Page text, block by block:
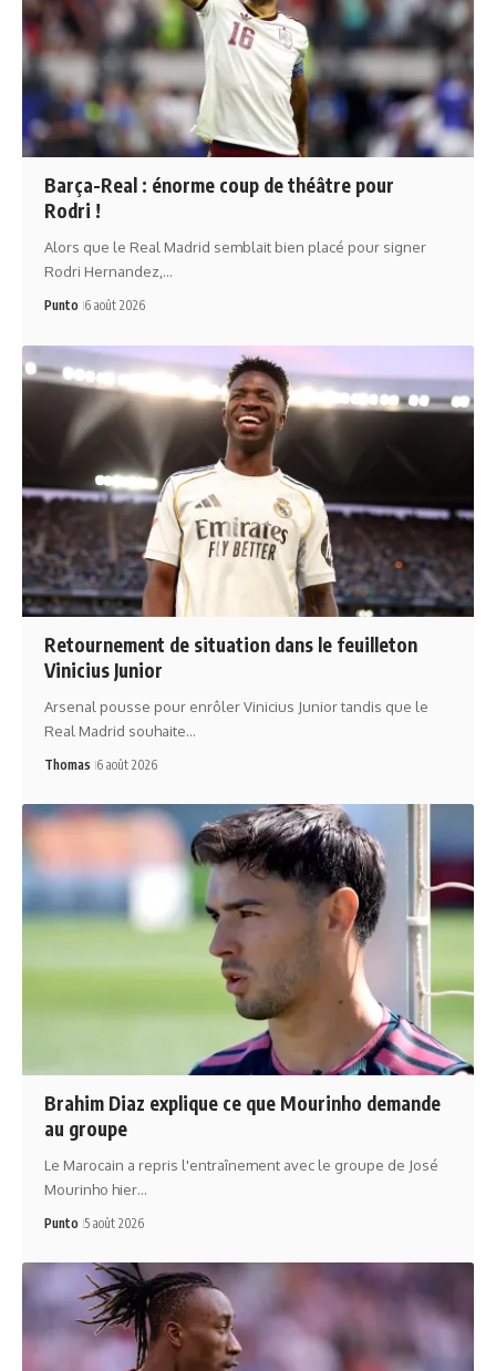
Barça-Real : énorme coup de théâtre pour
Rodri !
Alors que le Real Madrid semblait bien placé pour signer
Rodri Hernandez,…
Punto 6 août 2026
Retournement de situation dans le feuilleton
Vinicius Junior
Arsenal pousse pour enrôler Vinicius Junior tandis que le
Real Madrid souhaite…
Thomas 6 août 2026
Brahim Diaz explique ce que Mourinho demande
au groupe
Le Marocain a repris l'entraînement avec le groupe de José
Mourinho hier…
Punto 5 août 2026